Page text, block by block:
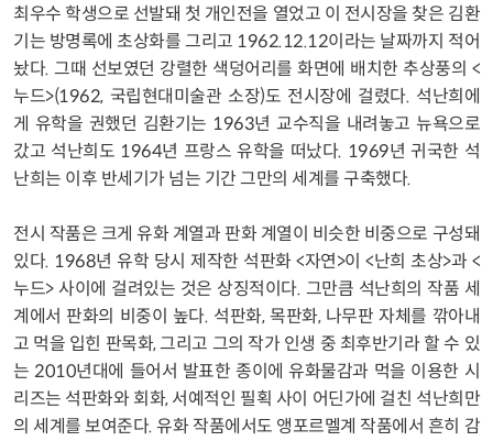
최우수 학생으로 선발돼 첫 개인전을 열었고 이 전시장을 찾은 김환
기는 방명록에 초상화를 그리고 1962.12.12이라는 날짜까지 적어
놨다. 그때 선보였던 강렬한 색덩어리를 화면에 배치한 추상풍의 <
누드>(1962, 국립현대미술관 소장)도 전시장에 걸렸다. 석난희에
게 유학을 권했던 김환기는 1963년 교수직을 내려놓고 뉴욕으로
갔고 석난희도 1964년 프랑스 유학을 떠났다. 1969년 귀국한 석
난희는 이후 반세기가 넘는 기간 그만의 세계를 구축했다.
전시 작품은 크게 유화 계열과 판화 계열이 비슷한 비중으로 구성돼
있다. 1968년 유학 당시 제작한 석판화 <자연>이 <난희 초상>과 <
누드> 사이에 걸려있는 것은 상징적이다. 그만큼 석난희의 작품 세
계에서 판화의 비중이 높다. 석판화, 목판화, 나무판 자체를 깎아내
고 먹을 입힌 판목화, 그리고 그의 작가 인생 중 최후반기라 할 수 있
는 2010년대에 들어서 발표한 종이에 유화물감과 먹을 이용한 시
리즈는 석판화와 회화, 서예적인 필획 사이 어딘가에 걸친 석난희만
의 세계를 보여준다. 유화 작품에서도 앵포르멜계 작품에서 흔히 감